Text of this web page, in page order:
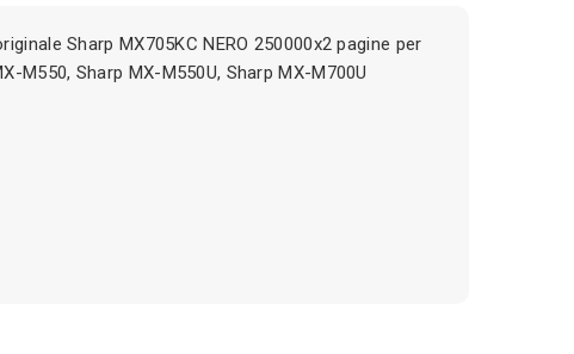
Sharp MX705KC NERO 250000x2 pagine per
M550, Sharp MX-M550U, Sharp MX-M700U